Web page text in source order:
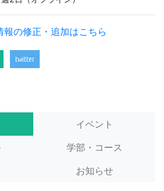
の修正・追加はこちら
twitter
イベント
学部・コース
お知らせ